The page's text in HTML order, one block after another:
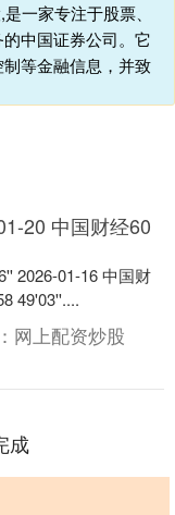
一家专注于股票、
中国证券公司。它
等金融信息，并致
20 中国财经60
2026-01-16 中国财
49'03''....
网上配资炒股
成